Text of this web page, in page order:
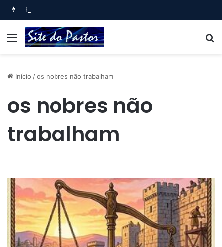
Bem-aventurado o homem que… (Salmo 1)
Menu
Início /os nobres não trabalham
os nobres não
trabalham